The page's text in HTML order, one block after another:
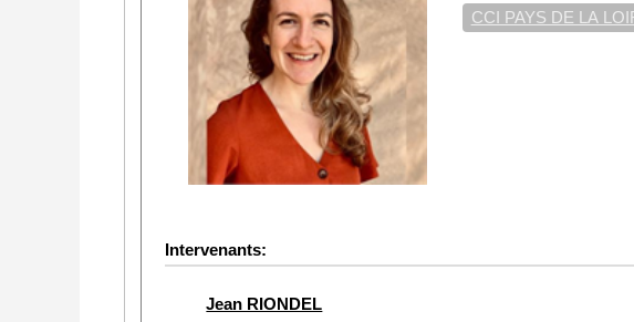
CCI PAYS DE LA
Intervenants:
Jean RIONDEL